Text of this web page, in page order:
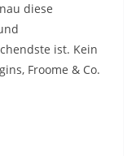
diese
ist. Kein
Froome & Co.